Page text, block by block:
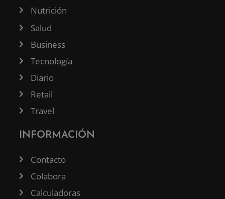
Nutrición
Salud
Business
Tecnología
Diario
Retail
Travel
INFORMACIÓN
Contacto
Colabora
Calculadoras